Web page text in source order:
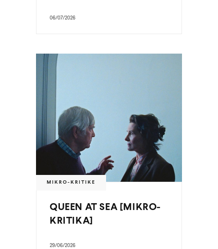
06/07/2026
MIKRO-KRITIKE
QUEEN AT SEA [MIKRO-
KRITIKA]
29/06/2026